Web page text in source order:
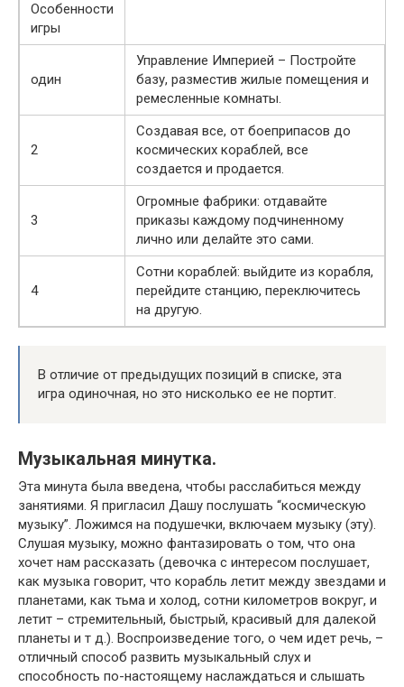
Особенности
игры
один
Управление Империей – Постройте
базу, разместив жилые помещения и
ремесленные комнаты.
2
Создавая все, от боеприпасов до
космических кораблей, все
создается и продается.
3
Огромные фабрики: отдавайте
приказы каждому подчиненному
лично или делайте это сами.
4
Сотни кораблей: выйдите из корабля,
перейдите станцию, переключитесь
на другую.
В отличие от предыдущих позиций в списке, эта
игра одиночная, но это нисколько ее не портит.
Музыкальная минутка.
Эта минута была введена, чтобы расслабиться между
занятиями. Я пригласил Дашу послушать “космическую
музыку”. Ложимся на подушечки, включаем музыку (эту).
Слушая музыку, можно фантазировать о том, что она
хочет нам рассказать (девочка с интересом послушает,
как музыка говорит, что корабль летит между звездами и
планетами, как тьма и холод, сотни километров вокруг, и
летит – стремительный, быстрый, красивый для далекой
планеты и т д.). Воспроизведение того, о чем идет речь, –
отличный способ развить музыкальный слух и
способность по-настоящему наслаждаться и слышать